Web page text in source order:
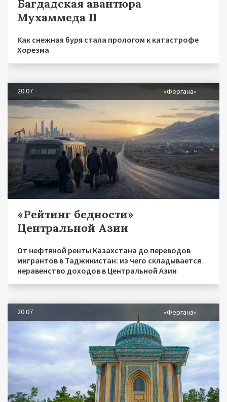
Багдадская авантюра
Мухаммеда II
Как снежная буря стала прологом к катастрофе
Хорезма
20.07 «Фергана»
«Рейтинг бедности»
Центральной Азии
От нефтяной ренты Казахстана до переводов
мигрантов в Таджикистан: из чего складывается
неравенство доходов в Центральной Азии
20.07 «Фергана»